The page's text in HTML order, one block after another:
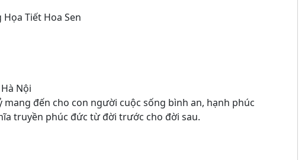
Họa Tiết Hoa Sen
Nội
đến cho con người cuộc sống bình an, hạnh phúc
truyền phúc đức từ đời trước cho đời sau.